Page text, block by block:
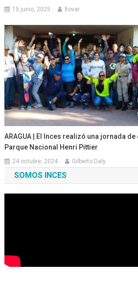
15 junio, 2025 ltovar
ARAGUA | El Inces realizó una jornada
Parque Nacional Henri Pittier
24 octubre, 2024 Gilberto Daly
SOMOS INCES